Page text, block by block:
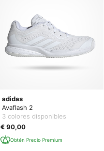
adidas
Avaflash 2
3 colores disponibles
€ 90,00
Obtén Precio Premium